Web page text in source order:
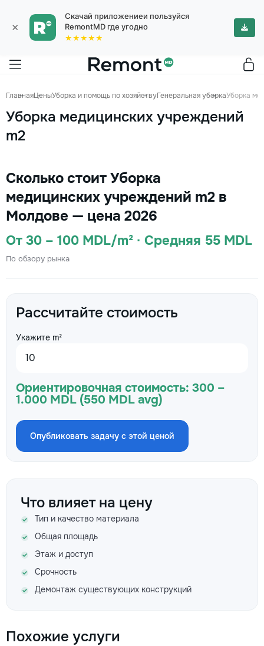
×
Скачай приложениеи пользуйся
RemontMD где угодно
★★★★★
ГлавнаяЦеныУборка и помощь по хозяйствуГенеральная уборкаУборка
Уборка медицинских учреждений
m2
Сколько стоит Уборка
медицинских учреждений m2 в
Молдове — цена 2026
От 30 – 100 MDL/m² · Средняя 55 MDL
По обзору рынка
Рассчитайте стоимость
Укажите m²
Ориентировочная стоимость: 300 –
1.000 MDL (550 MDL avg)
Опубликовать задачу с этой ценой
Что влияет на цену
Тип и качество материала
Общая площадь
Этаж и доступ
Срочность
Демонтаж существующих конструкций
Похожие услуги